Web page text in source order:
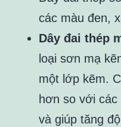
các màu đen,
Dây đai thép
loại sơn mạ
một lớp kẽm.
hơn so với
và giúp tăng